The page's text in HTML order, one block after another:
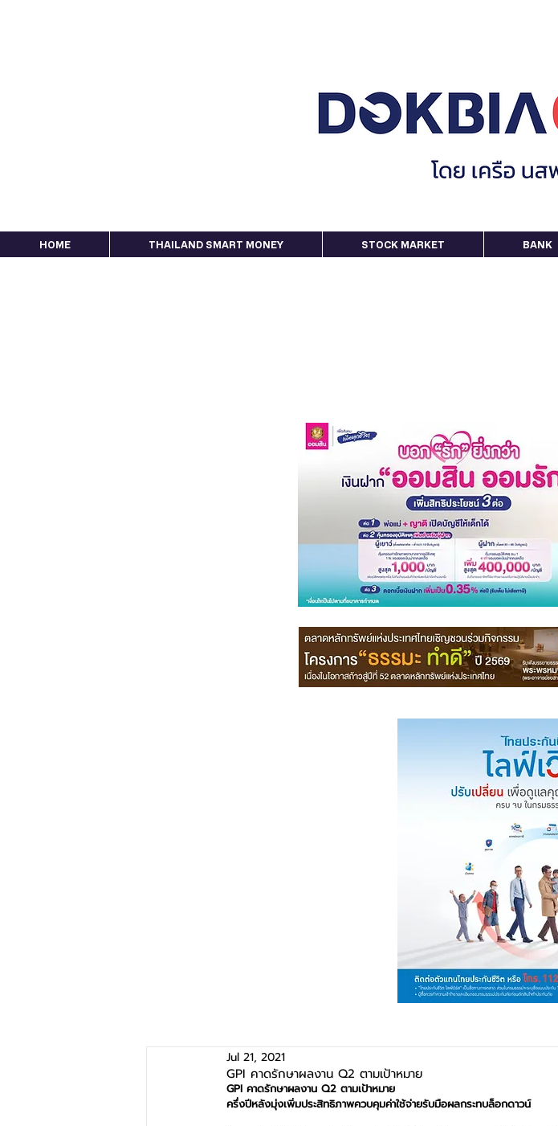
HOME THAILAND SMART MONEY STOCK MARKET BANK
GPI คาดรักษาผลงาน Q2 ตามเป้าหมาย
Jul 21, 2021
GPI คาดรักษาผลงาน Q2 ตามเป้าหมาย
ครึ่งปีหลังมุ่งเพิ่มประสิทธิภาพควบคุมค่าใช้จ่ายรับมือผลกระทบล็อกดาวน์